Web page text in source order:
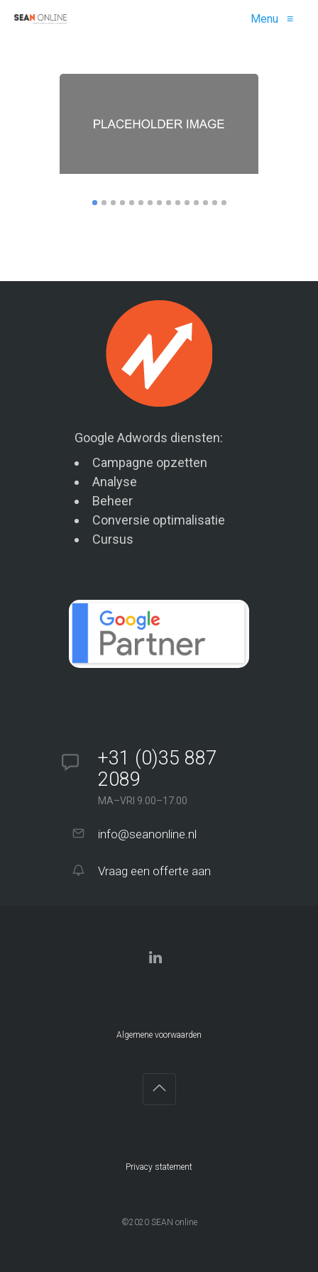
Menu ≡
Google Adwords diensten:
Campagne opzetten
Analyse
Beheer
Conversie optimalisatie
Cursus
+31 (0)35 887
2089
MA–VRI 9.00–17.00
info@seanonline.nl
Vraag een offerte aan
Algemene voorwaarden
Privacy statement
©2020 SEAN online